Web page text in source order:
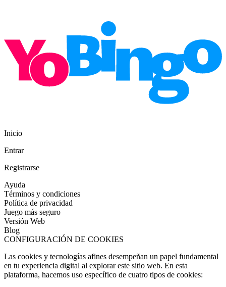
Inicio
Entrar
Registrarse
Ayuda
Términos y condiciones
Política de privacidad
Juego más seguro
Versión Web
Blog
CONFIGURACIÓN DE COOKIES
Las cookies y tecnologías afines desempeñan un papel fundamental
en tu experiencia digital al explorar este sitio web. En esta
plataforma, hacemos uso específico de cuatro tipos de cookies: